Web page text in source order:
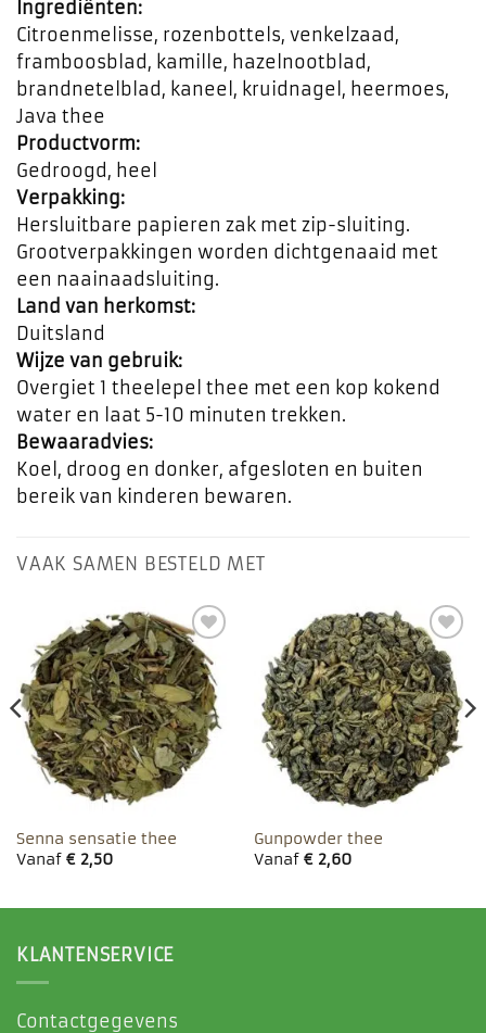
Ingrediënten:
Citroenmelisse, rozenbottels, venkelzaad,
framboosblad, kamille, hazelnootblad,
brandnetelblad, kaneel, kruidnagel, heermoes,
Java thee
Productvorm:
Gedroogd, heel
Verpakking:
Hersluitbare papieren zak met zip-sluiting.
Grootverpakkingen worden dichtgenaaid met
een naainaadsluiting.
Land van herkomst:
Duitsland
Wijze van gebruik:
Overgiet 1 theelepel thee met een kop kokend
water en laat 5-10 minuten trekken.
Bewaaradvies:
Koel, droog en donker, afgesloten en buiten
bereik van kinderen bewaren.
VAAK SAMEN BESTELD MET
Toevoegen
aan
favorieten
Senna sensatie thee
Vanaf €2,50
Toevoegen
aan
favorieten
Gunpowder thee
Vanaf €2,60
KLANTENSERVICE
Contactgegevens